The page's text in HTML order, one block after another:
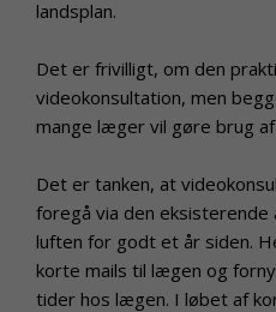
landsplan.
Det er frivilligt, om den
videokonsultation, men
mange læger vil gøre brug
Det er tanken, at
foregå via den
luften for godt et år siden.
korte mails til lægen og
tider hos lægen. I løbet af